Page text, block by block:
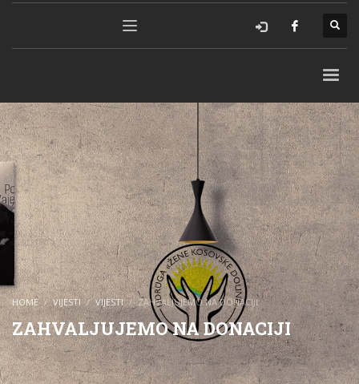
HOME VIJESTI VIJESTI ZAHVALJUJEMO NA DONACIJI
ZAHVALJUJEMO NA DONACIJI